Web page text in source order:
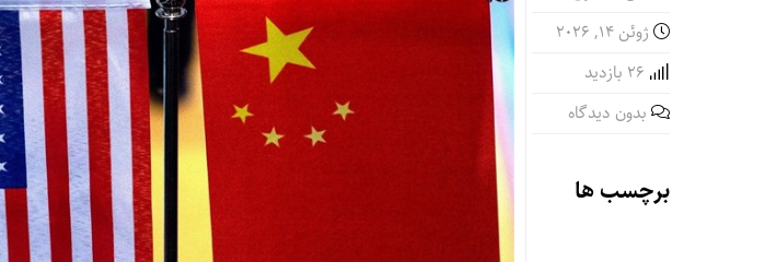
ژوئن 14, 2026
بدون دیدگاه
برچسب ها